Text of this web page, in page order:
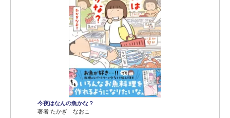
今夜はなんの魚かな？
著者 たかぎ なおこ